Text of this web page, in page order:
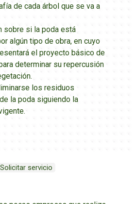
de cada árbol que se va a
sobre si la poda está
algún tipo de obra, en cuyo
el proyecto básico de
determinar su repercusión
los residuos
la poda siguiendo la
Solicitar servicio